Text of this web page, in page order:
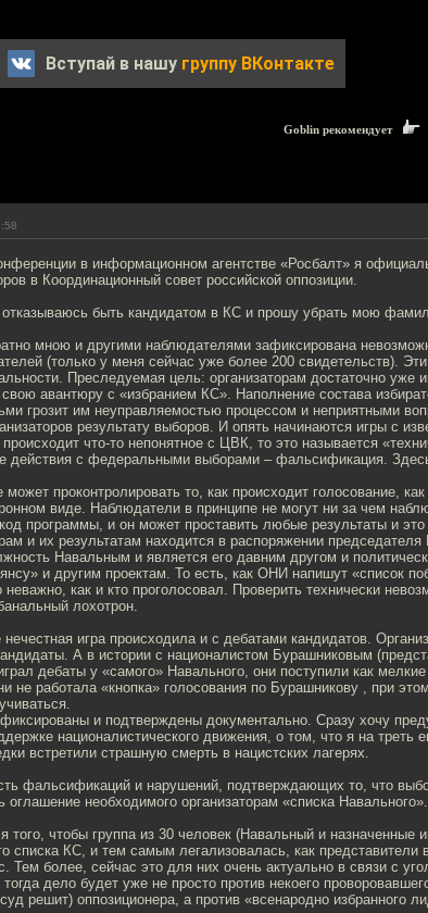
Вступай в нашу группу ВКонтакте
Goblin рекомендует
в информационном агентстве «Росбалт» я
в Координационный совет российской оппозиции.
быть кандидатом в КС и прошу убрать мою
мною и другими наблюдателями зафиксирована
(только у меня сейчас уже более 200 свидетельств).
Преследуемая цель: организаторам достаточно уже
авантюру с «избранием КС». Наполнение состава
грозит им неуправляемостью процессом и неприятными
результату выборов. И опять начинаются игры с
что-то непонятное с ЦВК, то это называется
действия с федеральными выборами – фальсификация.
проконтролировать то, как происходит голосование,
виде. Наблюдатели в принципе не могут ни за чем
программы, и он может проставить любые результаты и
и их результатам находится в распоряжении
Навальным и является его давним другом и
и другим проектам. То есть, как ОНИ напишут «список
как и кто проголосовал. Проверить технически
лохотрон.
нечестная игра происходила и с дебатами кандидатов.
А в истории с националистом Бурашниковым
дебаты у «самого» Навального, они поступили как
не работала «кнопка» голосования по Бурашникову , при
и подтверждены документально. Сразу хочу
националистического движения, о том, что я на треть
встретили страшную смерть в нацистских лагерях.
фальсификаций и нарушений, подтверждающих то, что
необходимого организаторам «списка Навального».
того, чтобы группа из 30 человек (Навальный и назначенные
списка КС, и тем самым легализовалась, как представители
Тем более, сейчас это для них очень актуально в связи с
тогда дело будет уже не просто против некоего
решит) оппозиционера, а против «всенародно избранного